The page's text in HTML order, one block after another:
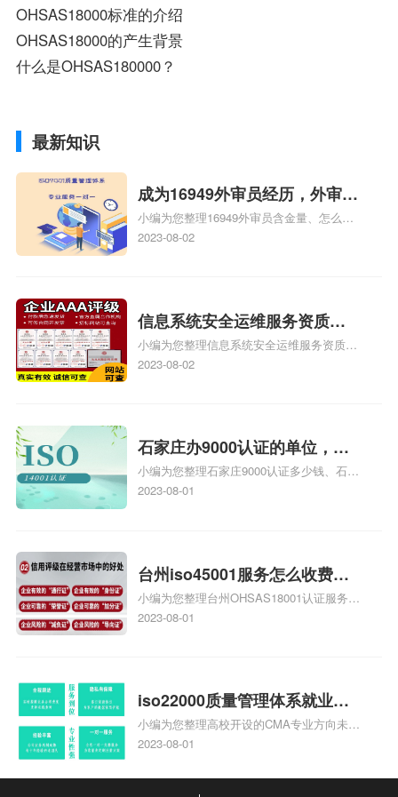
OHSAS18000标准的介绍
OHSAS18000的产生背景
什么是OHSAS180000？
最新知识
成为16949外审员经历，外审员
16949
小编为您整理16949外审员含金量、怎么才
能成为注册的TS16949:2009的外审员、我
2023-08-02
信息系统安全运维服务资质二
级费用，信息系统安全运维服
务资质二级
小编为您整理信息系统安全运维服务资质认
证证书机构有哪些、安全运维服务资质的费
体系认证知识，详情可查看下方正文！
2023-08-02
石家庄办9000认证的单位，石
家庄9000认证的公司
小编为您整理石家庄9000认证多少钱、石家
庄9000认证价格多少钱、石家庄9000认证
2023-08-01
台州iso45001服务怎么收费，
台州iso45001认证服务怎么收
费
小编为您整理台州OHSAS18001认证服务中
心哪家收费便宜、台州ISO9000认证，哪个
标准是什么相关iso体系认证知识，详情可
查看下方正文！
2023-08-01
iso22000质量管理体系就业方
向，质量管理与认证就业方向
小编为您整理高校开设的CMA专业方向未来
就业前景及就业方向如何、cma就业方向有
和cma未来就业方向、大学生考完cma，就
2023-08-01